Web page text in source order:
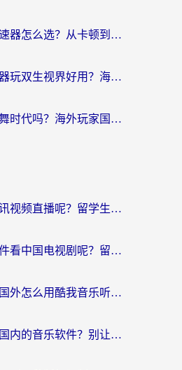
国外光明大陆加速器怎么选？从卡顿到丝滑的终极指南（含德国玩走开外星人墨西哥玩俄罗斯方块技巧）
在国外什么加速器玩双生视界好用？海外党亲测不踩坑的终极指南
在国外可以打炫舞时代吗？海外玩家国服游戏加速全攻略（附实测推荐）
在国外怎么看腾讯视频直播呢？留学生亲测有效的回国加速指南
在日本用什么软件看中国电视剧呢？留学生亲测有效的回国加速方案
海外党必看：在国外怎么用酷我音乐听音乐？告别“地区不支持”的实用指南
在国外怎么能听国内的音乐软件？别让版权限制断了你的“中文歌单”